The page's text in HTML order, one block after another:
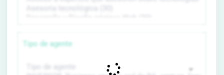
Tipo de agente